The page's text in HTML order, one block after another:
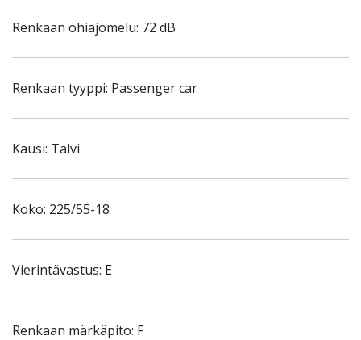
Renkaan ohiajomelu: 72 dB
Renkaan tyyppi: Passenger car
Kausi: Talvi
Koko: 225/55-18
Vierintävastus: E
Renkaan märkäpito: F